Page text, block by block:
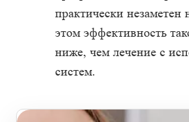
практически
этом эффективность
ниже, чем лечение с
систем.